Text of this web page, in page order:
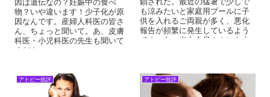
物？いや違います！少子化が原
因なんです。産婦人科医の皆さ
ん、ちょっと聞いて。あ、皮膚
科医・小児科医の先生も聞いて
ください。
も涼みたいと家庭用プールに子
供を入れるご両親が多く、悪化
報告が頻繁に発生しているよう
です。あ、当方会員さんにも少
アトピー批評 アトピー批評